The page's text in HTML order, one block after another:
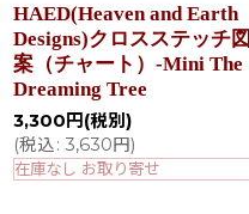
HAED(Heaven and Earth
Designs)クロスステッチ図
案（チャート）-Mini The
Dreaming Tree
3,300 円 (税別)
(税込: 3,630円)
在庫なし お取り寄せ